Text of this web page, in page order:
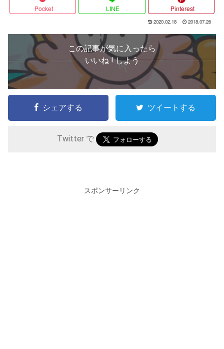
Pocket LINE Pinterest
2020.02.18 2018.07.26
この記事が気に入ったら
いいね ! しよう
シェアする ツイートする
Twitter で
スポンサーリンク